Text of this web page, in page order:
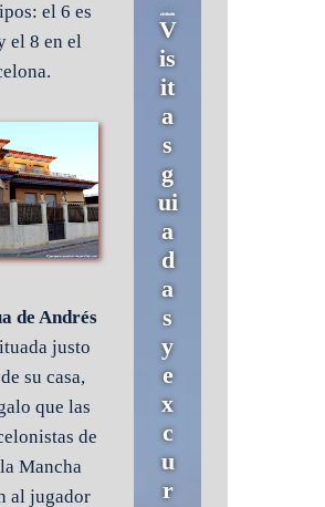
el 6 es
el 8 en el
de Andrés
justo
su casa,
que las
de
Mancha
al jugador
V
is
it
a
s
g
ui
a
d
a
s
y
e
x
c
u
r